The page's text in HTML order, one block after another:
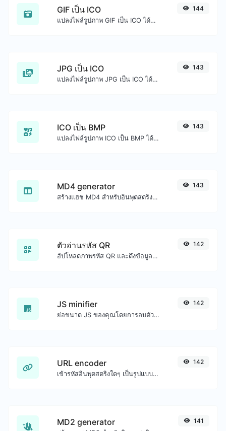
GIF เป็น ICO
แปลงไฟล์รูปภาพ GIF เป็น ICO ได้อย่างง่ายดาย
144
JPG เป็น ICO
แปลงไฟล์รูปภาพ JPG เป็น ICO ได้อย่างง่ายดาย
143
ICO เป็น BMP
แปลงไฟล์รูปภาพ ICO เป็น BMP ได้อย่างง่ายดาย
143
MD4 generator
สร้างแฮช MD4 สำหรับอินพุตสตริงใดๆ
143
ตัวอ่านรหัส QR
อัปโหลดภาพรหัส QR และดึงข้อมูลออกมา
142
JS minifier
ย่อขนาด JS ของคุณโดยการลบตัวอักษรที่ไม่จำเป็นทั้งหมด
142
URL encoder
เข้ารหัสอินพุตสตริงใดๆ เป็นรูปแบบ URL
142
MD2 generator 141